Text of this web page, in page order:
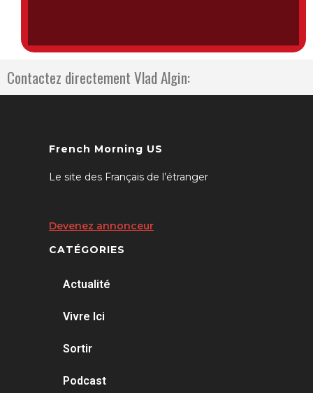
Contactez directement Vlad Algin:
French Morning US
Le site des Français de l’étranger
Devenez annonceur
CATÉGORIES
Actualité
Vivre Ici
Sortir
Podcast